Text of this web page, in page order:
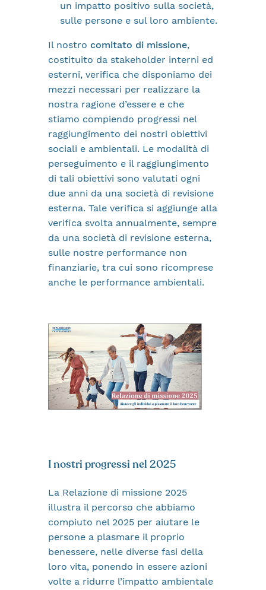
un impatto positivo sulla società,
sulle persone e sul loro ambiente.
Il nostro comitato di missione,
costituito da stakeholder interni ed
esterni, verifica che disponiamo dei
mezzi necessari per realizzare la
nostra ragione d’essere e che
stiamo compiendo progressi nel
raggiungimento dei nostri obiettivi
sociali e ambientali. Le modalità di
perseguimento e il raggiungimento
di tali obiettivi sono valutati ogni
due anni da una società di revisione
esterna. Tale verifica si aggiunge alla
verifica svolta annualmente, sempre
da una società di revisione esterna,
sulle nostre performance non
finanziarie, tra cui sono ricomprese
anche le performance ambientali.
I nostri progressi nel 2025
La Relazione di missione 2025
illustra il percorso che abbiamo
compiuto nel 2025 per aiutare le
persone a plasmare il proprio
benessere, nelle diverse fasi della
loro vita, ponendo in essere azioni
volte a ridurre l’impatto ambientale